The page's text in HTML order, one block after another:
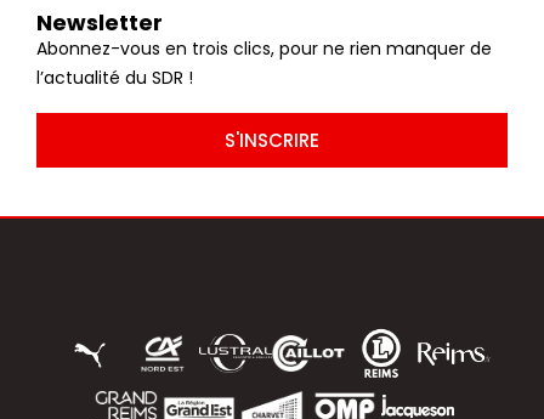
Newsletter
Abonnez-vous en trois clics, pour ne rien manquer de
l’actualité du SDR !
S'INSCRIRE